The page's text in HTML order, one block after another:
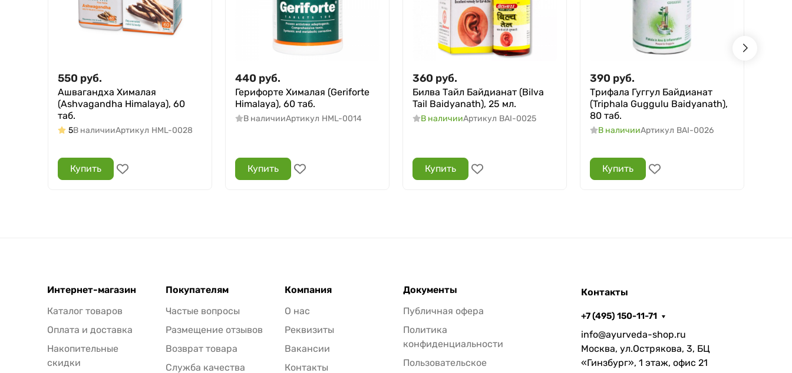
550 руб.
Ашвагандха Хималая
(Ashvagandha Himalaya), 60
таб.
5В наличииАртикул HML-0028
Купить
440 руб.
Герифорте Хималая (Geriforte
Himalaya), 60 таб.
В наличииАртикул HML-0014
Купить
360 руб.
Билва Тайл Байдианат (Bilva
Tail Baidyanath), 25 мл.
В наличииАртикул BAI-0025
Купить
390 руб.
Трифала Гуггул Байдианат
(Triphala Guggulu Baidyanath),
80 таб.
В наличииАртикул BAI-0026
Купить
Интернет-магазин
Каталог товаров
Оплата и доставка
Накопительные
скидки
Покупателям
Частые вопросы
Размещение отзывов
Возврат товара
Служба качества
Компания
О нас
Реквизиты
Вакансии
Контакты
Документы
Публичная офера
Политика
конфиденциальности
Пользовательское
Контакты
+7 (495) 150-11-71
info@ayurveda-shop.ru
Москва, ул.Острякова, 3, БЦ
«Гинзбург», 1 этаж, офис 21